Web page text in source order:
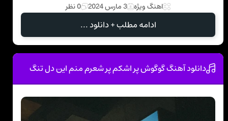
اهنگ ویژه 3 مارس 2024 0 نظر
ادامه مطلب + دانلود ...
دانلود آهنگ گوگوش پر اشکم پر شعرم منم این دل تنگ